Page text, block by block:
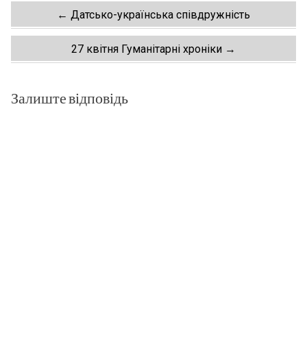
Post
navigation
← Датсько-українська співдружність
27 квітня Гуманiтарнi хронiки →
Залиште відповідь